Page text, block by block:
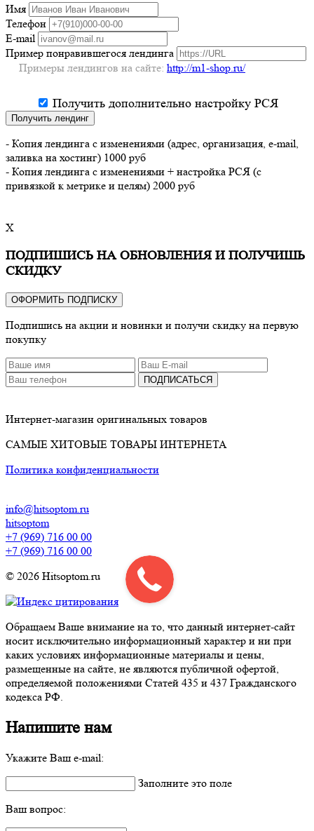
Имя
Телефон
E-mail
Пример понравившегося лендинга
Примеры лендингов на сайте: http://m1-shop.ru/
Получить дополнительно настройку РСЯ
Получить лендинг
- Копия лендинга с изменениями (адрес, организация, e-mail,
заливка на хостинг) 1000 руб
- Копия лендинга с изменениями + настройка РСЯ (с
привязкой к метрике и целям) 2000 руб
X
ПОДПИШИСЬ НА ОБНОВЛЕНИЯ И ПОЛУЧИШЬ
СКИДКУ
ОФОРМИТЬ ПОДПИСКУ
Подпишись на акции и новинки и получи скидку на первую
покупку
ПОДПИСАТЬСЯ
Интернет-магазин оригинальных товаров
САМЫЕ ХИТОВЫЕ ТОВАРЫ ИНТЕРНЕТА
Политика конфиденциальности
info@hitsoptom.ru
hitsoptom
+7 (969) 716 00 00
+7 (969) 716 00 00
© 2026 Hitsoptom.ru
Обращаем Ваше внимание на то, что данный интернет-сайт
носит исключительно информационный характер и ни при
каких условиях информационные материалы и цены,
размещенные на сайте, не являются публичной офертой,
определяемой положениями Статей 435 и 437 Гражданского
кодекса РФ.
Напишите нам
Укажите Ваш e-mail:
Заполните это поле
Ваш вопрос: